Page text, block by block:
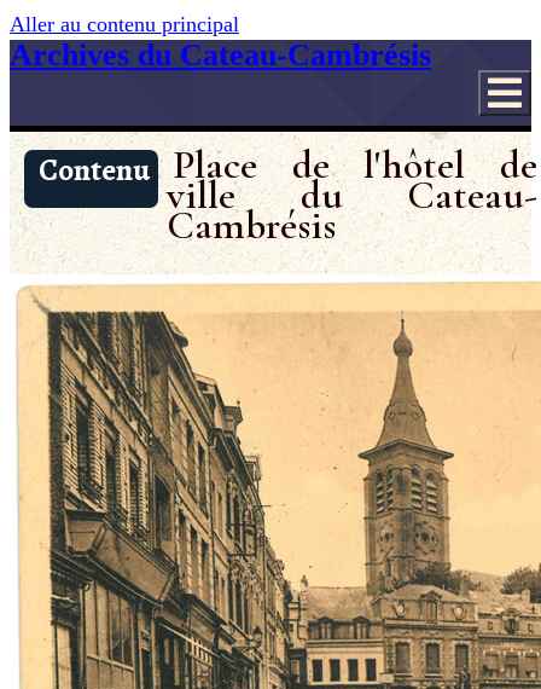
Aller au contenu principal
Archives du Cateau-Cambrésis
Contenu Place de l'hôtel de
ville du Cateau-
Cambrésis